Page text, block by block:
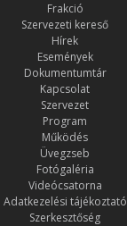
Frakció
Szervezeti kereső
Hírek
Események
Dokumentumtár
Kapcsolat
Szervezet
Program
Működés
Üvegzseb
Fotógaléria
Videócsatorna
Adatkezelési tájékoztató
Szerkesztőség